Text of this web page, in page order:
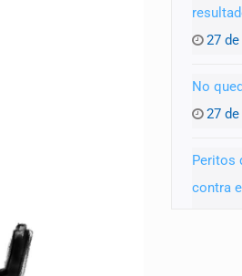
27 de
No
27 de
Peritos
contra